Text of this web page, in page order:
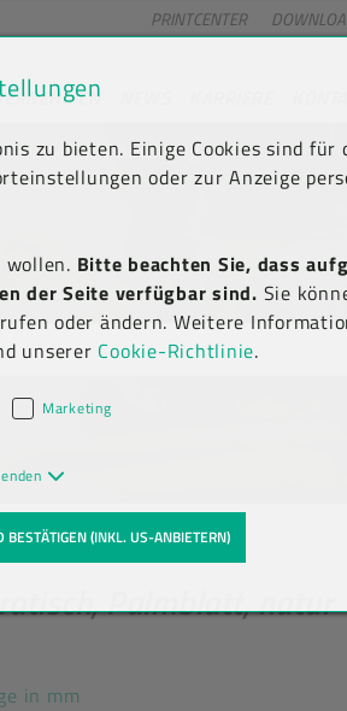
PRINTCENTER
Newsletter-Anmeldung
Palmblatt, natur
in mm
zu bieten. Einige Cookies sind für
oder zur Anzeige
wollen. Bitte beachten Sie, dass
der Seite verfügbar sind. Sie
oder ändern. Weitere
unserer Cookie-Richtlinie.
Marketing
(INKL. US-ANBIETERN)